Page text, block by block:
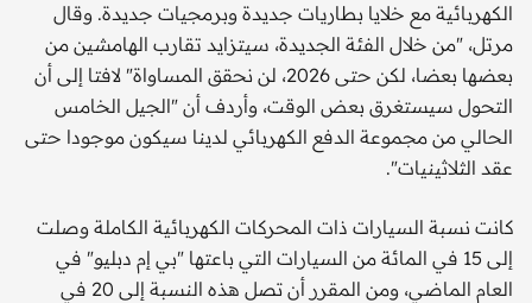
الكهربائية مع خلايا بطاريات جديدة وبرمجيات جديدة. وقال
مرتل، "من خلال الفئة الجديدة، سيتزايد تقارب الهامشين من
بعضها بعضا، لكن حتى 2026، لن نحقق المساواة" لافتا إلى أن
التحول سيستغرق بعض الوقت، وأردف أن "الجيل الخامس
الحالي من مجموعة الدفع الكهربائي لدينا سيكون موجودا حتى
عقد الثلاثينيات".
كانت نسبة السيارات ذات المحركات الكهربائية الكاملة وصلت
إلى 15 في المائة من السيارات التي باعتها "بي إم دبليو" في
العام الماضي، ومن المقرر أن تصل هذه النسبة إلى 20 في